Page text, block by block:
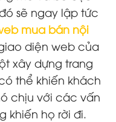
sẽ ngay lập tức
mua bán nội
diện web của
xây dựng trang
thể khiến khách
chịu với các vấn
khiến họ rời đi.